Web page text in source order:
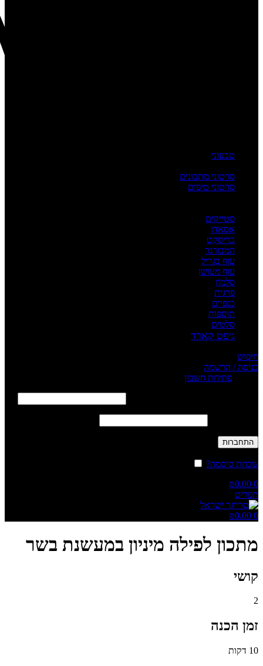
טבעוני
סרטוני מתכונים
סרטוני טיפים
סטייקים
אסאדו
בריסקט
המבורגר
עוף בגריל
עוף מעושן
סלמון
פרגית
כנפיים
תוספות
סלטים
גיפט קארד
חיפוש
כניסה / הרשמה
פתיחת חשבון
התחברות
שכחת סיסמה?
0
₪0.00
תפריט
0
₪0.00
מתכון לפילה מיניון במעשנת בשר
קושי
2
זמן הכנה
10 דקות